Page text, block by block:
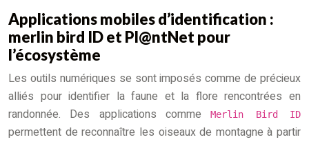
Applications mobiles d’identification :
merlin bird ID et Pl@ntNet pour
l’écosystème
Les outils numériques se sont imposés comme de précieux
alliés pour identifier la faune et la flore rencontrées en
randonnée. Des applications commeMerlin Bird ID
permettent de reconnaître les oiseaux de montagne à partir